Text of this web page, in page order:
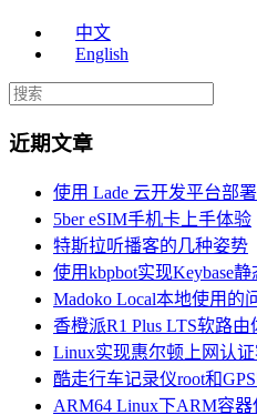
中文
English
近期文章
使用 Lade 云开发平台部
5ber eSIM手机卡上手体验
特斯拉听播客的几种姿势
使用kbpbot实现Keybase
Madoko Local本地使用的
香橙派R1 Plus LTS软路由
Linux实现惠尔顿上网认
酷走行车记录仪root和
ARM64 Linux下ARM容器